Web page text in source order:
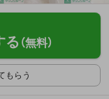
る （無料）
もらう